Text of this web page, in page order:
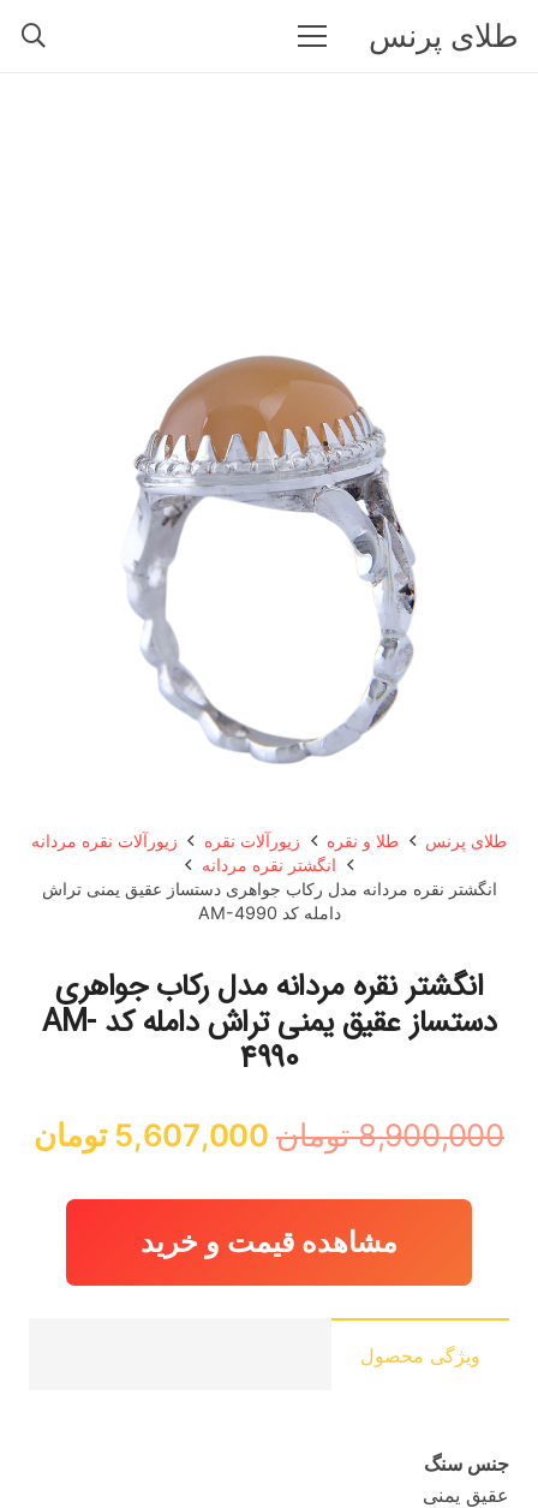
طلای پرنس
طلای پرنس طلا و نقره زیورآلات نقره
زیورآلات نقره مردانه
انگشتر نقره مردانه
انگشتر نقره مردانه مدل رکاب جواهری دستساز عقیق یمنی تراش
دامله کد AM-4990
انگشتر نقره مردانه مدل رکاب جواهری
دستساز عقیق یمنی تراش دامله کد AM-
4990
8,900,000 تومان قیمت
8,900,000 تومان
5,607,000 تومان
مشاهده قیمت و خرید
ویژگی محصول
جنس سنگ
عقیق یمنی